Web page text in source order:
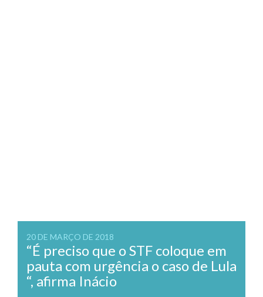
20 DE MARÇO DE 2018
“É preciso que o STF coloque em
pauta com urgência o caso de Lula
“, afirma Inácio